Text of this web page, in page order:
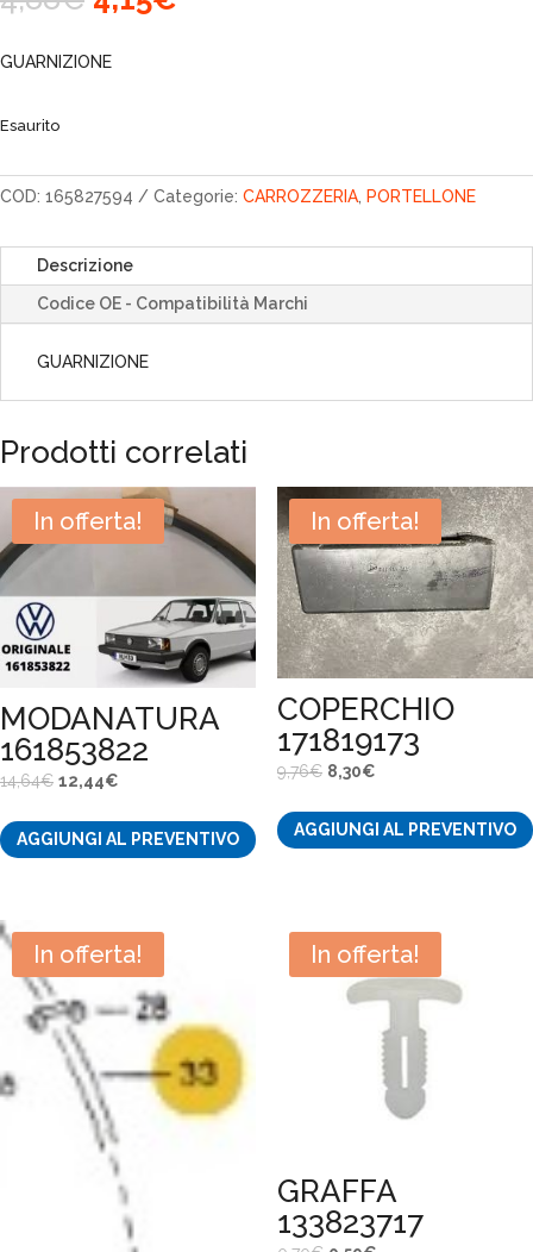
prezzo
originale
era:
GUARNIZIONE
Esaurito
COD: 165827594 Categorie: CARROZZERIA PORTELLONE
Descrizione
Codice OE - Compatibilità Marchi
GUARNIZIONE
Prodotti correlati
In offerta!
MODANATURA
161853822
14,64€ Il
originale
12,44€
attuale
AGGIUNGI AL PREVENTIVO
In offerta!
COPERCHIO
171819173
9,76€ Il
originale
8,30€Il
attuale
AGGIUNGI AL PREVENTIVO
In offerta! In offerta!
GRAFFA
133823717